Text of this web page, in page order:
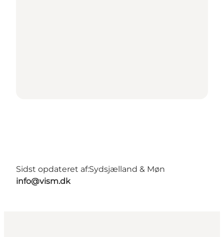
Sidst opdateret af:Sydsjælland & Møn
info@vism.dk